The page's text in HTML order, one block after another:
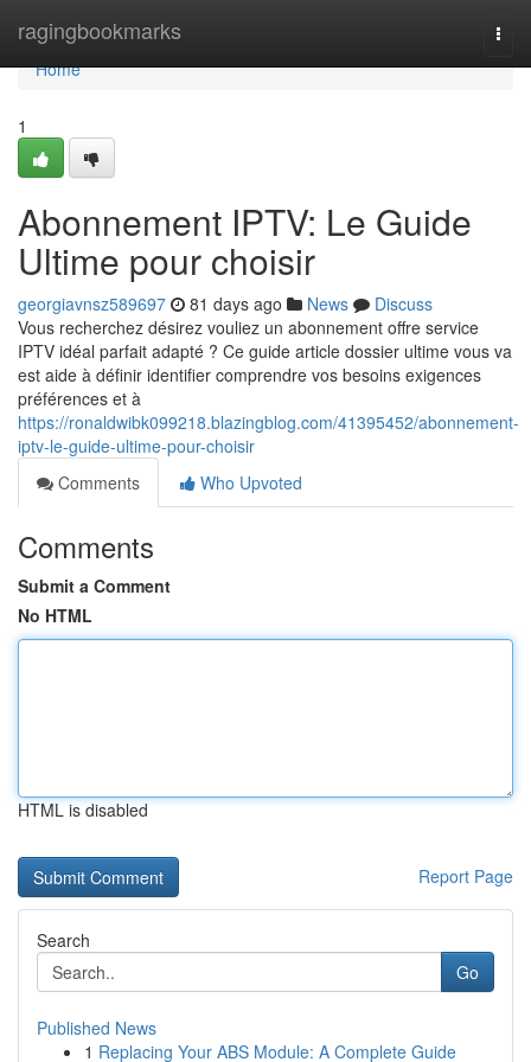
ragingbookmarks
Home
Home
1
Abonnement IPTV: Le Guide
Ultime pour choisir
georgiavnsz589697 81 days ago News
Discuss
Vous recherchez désirez vouliez un abonnement offre service
IPTV idéal parfait adapté ? Ce guide article dossier ultime vous va
est aide à définir identifier comprendre vos besoins exigences
préférences et à
https://ronaldwibk099218.blazingblog.com/41395452/abonnement-
iptv-le-guide-ultime-pour-choisir
Comments
Who Upvoted
Comments
Submit a Comment
No HTML
HTML is disabled
Report Page
Search
Go
Published News
1 Replacing Your ABS Module: A Complete Guide